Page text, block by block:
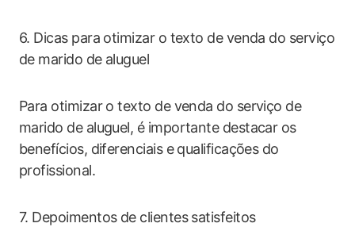
6. Dicas para otimizar o texto de venda do serviço
de marido de aluguel
Para otimizar o texto de venda do serviço de
marido de aluguel, é importante destacar os
benefícios, diferenciais e qualificações do
profissional.
7. Depoimentos de clientes satisfeitos